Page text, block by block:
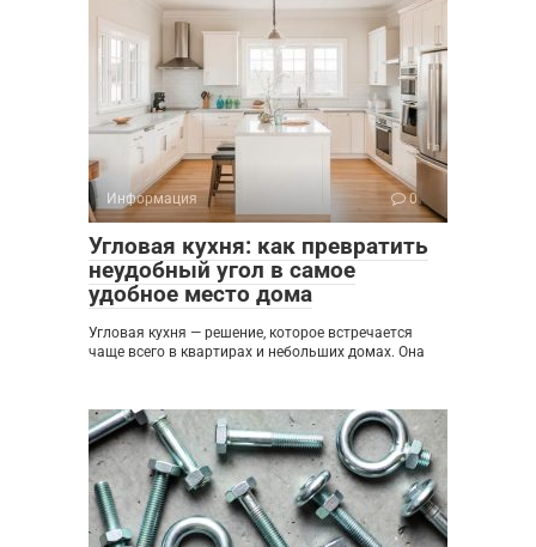
Информация 0
Угловая кухня: как превратить
неудобный угол в самое
удобное место дома
Угловая кухня — решение, которое встречается
чаще всего в квартирах и небольших домах. Она